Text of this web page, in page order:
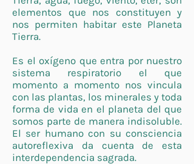
elementos que nos constituyen y
nos permiten habitar este Planeta
Tierra.
Es el oxígeno que entra por nuestro
sistema respiratorio el que
momento a momento nos vincula
con las plantas, los minerales y toda
forma de vida en el planeta del que
somos parte de manera indisoluble.
El ser humano con su consciencia
autoreflexiva da cuenta de esta
interdependencia sagrada.